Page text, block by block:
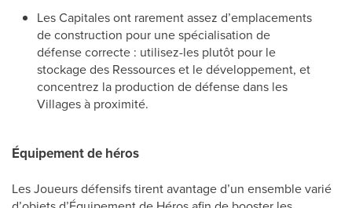
Les Capitales ont rarement assez d’emplacements
de construction pour une spécialisation de
défense correcte : utilisez-les plutôt pour le
stockage des Ressources et le développement, et
concentrez la production de défense dans les
Villages à proximité.
Équipement de héros
Les Joueurs défensifs tirent avantage d’un ensemble varié